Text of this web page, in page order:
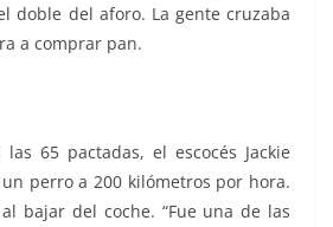
doble del aforo. La gente cruzaba
a comprar pan.
65 pactadas, el escocés Jackie
perro a 200 kilómetros por hora.
bajar del coche. “Fue una de las